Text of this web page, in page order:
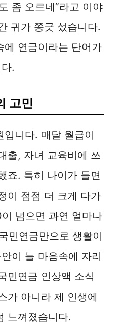
좀 오르네”라고 이야
귀가 쫑긋 섰습니다.
에 연금이라는 단어가
.
고민
입니다. 매달 월급이
출, 자녀 교육비에 쓰
죠. 특히 나이가 들면
이 점점 더 크게 다가
넘으면 과연 얼마나
민연금만으로 생활이
이 늘 마음속에 자리
민연금 인상액 소식
가 아니라 제 인생에
느껴졌습니다.